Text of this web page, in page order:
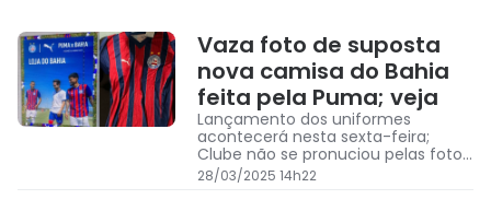
Vaza foto de suposta
nova camisa do Bahia
feita pela Puma; veja
Lançamento dos uniformes
acontecerá nesta sexta-feira;
Clube não se pronuciou pelas fotos
vazadas
28/03/2025 14h22